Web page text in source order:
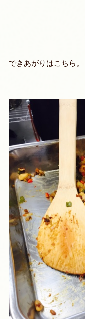
できあがりはこちら。